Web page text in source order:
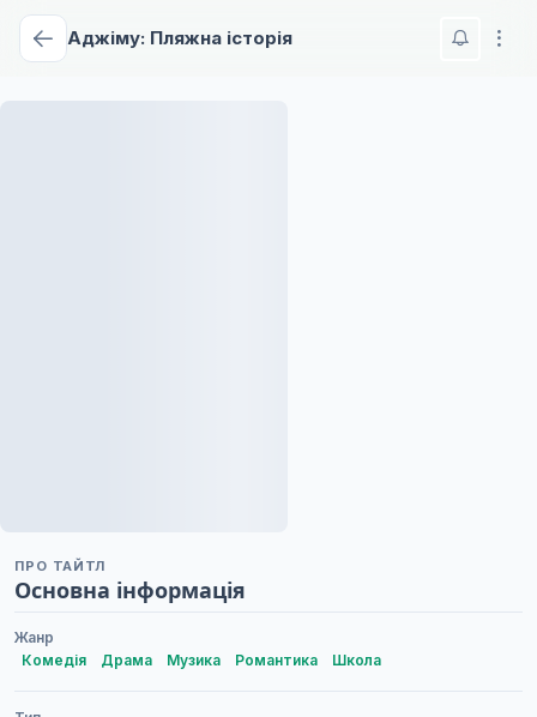
Аджіму: Пляжна історія
ПРО ТАЙТЛ
Основна інформація
Жанр
Комедія
Драма Музика Романтика Школа